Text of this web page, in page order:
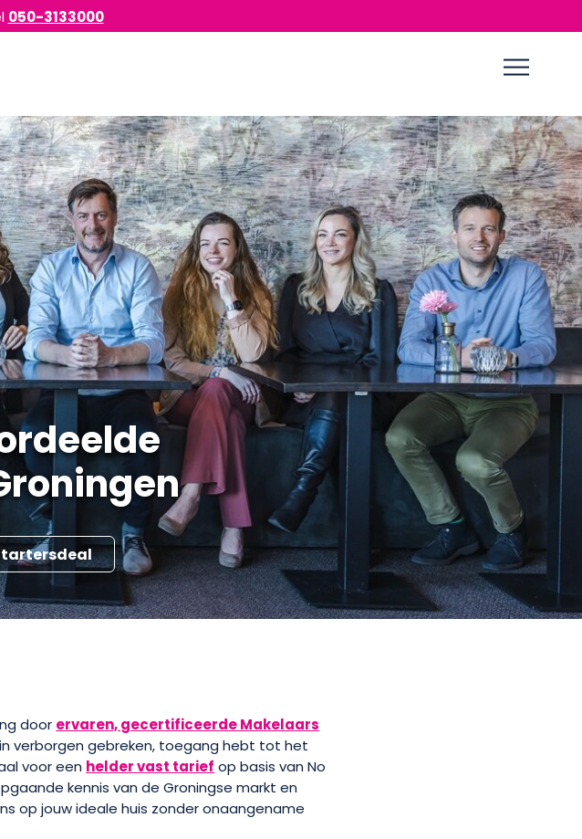
050-3133000
door ervaren, gecertificeerde Makelaars
verborgen gebreken, toegang hebt tot het
voor een helder vast tarief op basis van No
kennis van de Groningse markt en
op jouw ideale huis zonder onaangename